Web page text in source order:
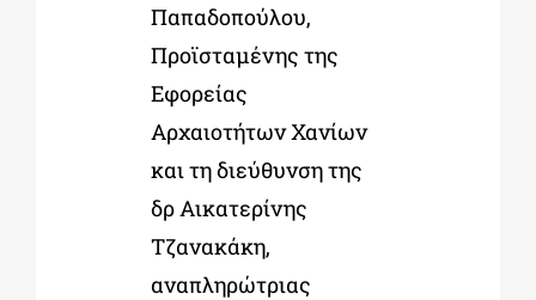
Παπαδοπούλου,
Προϊσταμένης της
Εφορείας
Αρχαιοτήτων Χανίων
και τη διεύθυνση της
δρ Αικατερίνης
Τζανακάκη,
αναπληρώτριας